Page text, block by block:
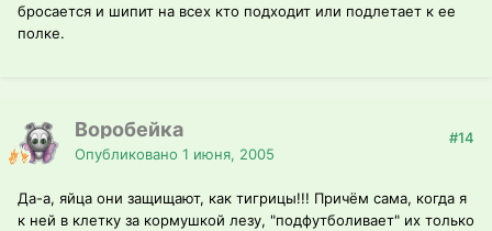
бросается и шипит на всех кто подходит или подлетает к ее
полке.
Воробейка
Опубликовано 1 июня, 2005
#14
Да-а, яйца они защищают, как тигрицы!!! Причём сама, когда я
к ней в клетку за кормушкой лезу, "подфутболивает" их только